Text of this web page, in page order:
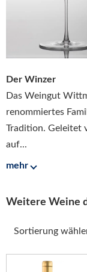
Der Winzer
Das Weingut
renommiertes
Tradition. Geleitet
auf...
mehr
Weitere Weine
Sortierung